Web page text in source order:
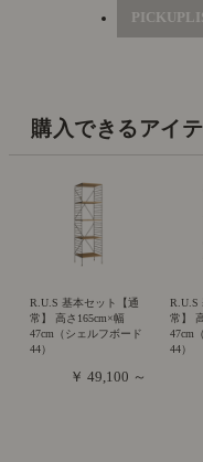
購入できるアイ
R.U.S 基本セット【通
常】 高さ165cm×幅
47cm（シェルフボード
44）
￥ 49,100 ～
R.U.S
常】
47cm
44）